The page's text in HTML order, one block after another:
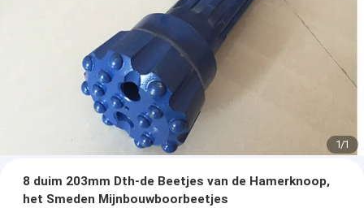
1/1
8 duim 203mm Dth-de Beetjes van de Hamerknoop,
het Smeden Mijnbouwboorbeetjes